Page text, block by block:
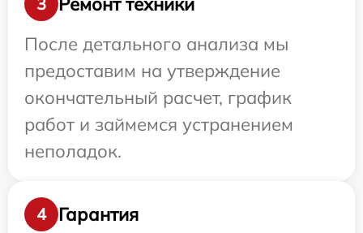
После детального анализа мы
предоставим на утверждение
окончательный расчет, график
работ и займемся устранением
неполадок.
4
Гарантия